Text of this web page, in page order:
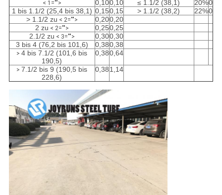
< 1=""> 0,100,10 ≤ 1.1/2 (38,1) 20%0
1 bis 1.1/2 (25,4 bis 38,1) 0,150,15 > 1.1/2 (38,2) 22%0
> 1.1/2 zu < 2=""> 0,200,20
2 zu < 2=""> 0,250,25
2.1/2 zu < 3=""> 0,300,30
3 bis 4 (76,2 bis 101,6)
0,380,38
>4 bis 7.1/2 (101,6 bis
190,5)
0,380,64
> 7.1/2 bis 9 (190,5 bis
228,6)
0,381,14